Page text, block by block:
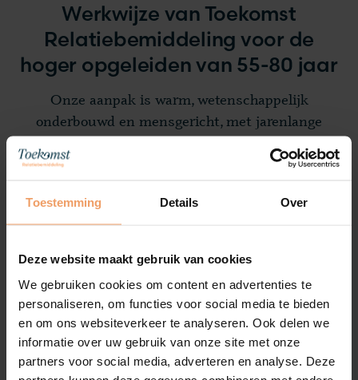
Toestemming Details Over
Deze website maakt gebruik van cookies
We gebruiken cookies om content en advertenties te
personaliseren, om functies voor social media te bieden
en om ons websiteverkeer te analyseren. Ook delen we
informatie over uw gebruik van onze site met onze
partners voor social media, adverteren en analyse. Deze
Werkwijze van Toekomst
Relatiebemiddeling voor de
hoger opgeleiden van 55-80 jaar
Onze aanpak is warm, wetenschappelijk
onderbouwd en mensgericht, met jarenlange
ervaring als fundament.
bieden je een open, eerlijke en steunende reactie.
1
Vrijblijvende kennismaking en